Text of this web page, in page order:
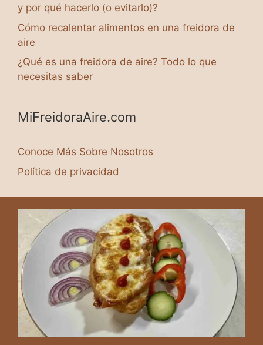
y por qué hacerlo (o evitarlo)?
Cómo recalentar alimentos en una freidora de
aire
¿Qué es una freidora de aire? Todo lo que
necesitas saber
MiFreidoraAire.com
Conoce Más Sobre Nosotros
Política de privacidad